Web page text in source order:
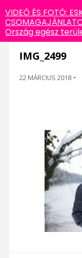
IMG_2499
22 MÁRCIUS 2018 -
VIDEÓ ÉS FOTÓ:
Ország egész